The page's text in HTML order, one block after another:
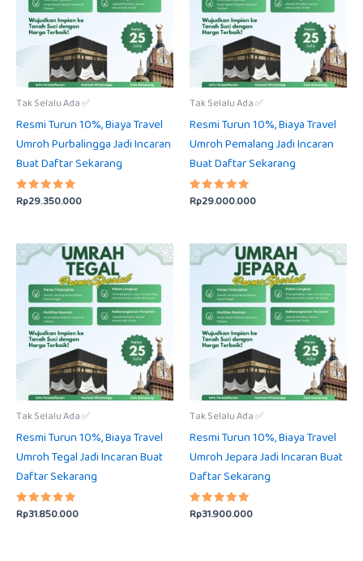
Tak Selalu Ada ✅
Resmi Turun 10%, Biaya Travel
Umroh Purbalingga Jadi Incaran
Buat Daftar Sekarang
Dinilai
5.00
Rp29.350.000
Tak Selalu Ada ✅
Resmi Turun 10%, Biaya Travel
Umroh Pemalang Jadi Incaran
Buat Daftar Sekarang
Dinilai
5.00
Rp29.000.000
Tak Selalu Ada ✅
Resmi Turun 10%, Biaya Travel
Umroh Tegal Jadi Incaran Buat
Daftar Sekarang
Dinilai
5.00
Rp31.850.000
Tak Selalu Ada ✅
Resmi Turun 10%, Biaya Travel
Umroh Jepara Jadi Incaran Buat
Daftar Sekarang
Dinilai
5.00
Rp31.900.000